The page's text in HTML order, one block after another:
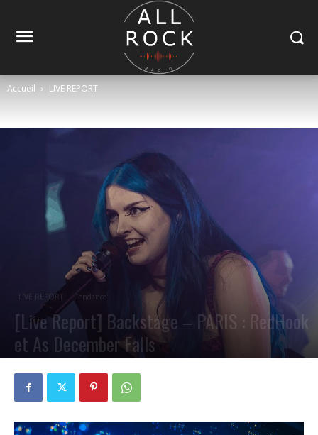
Accueil LIVE REPORT
LIVE REPORT Tendance
[Live Report] Backstage – PARIS : RedHook
et As December Falls